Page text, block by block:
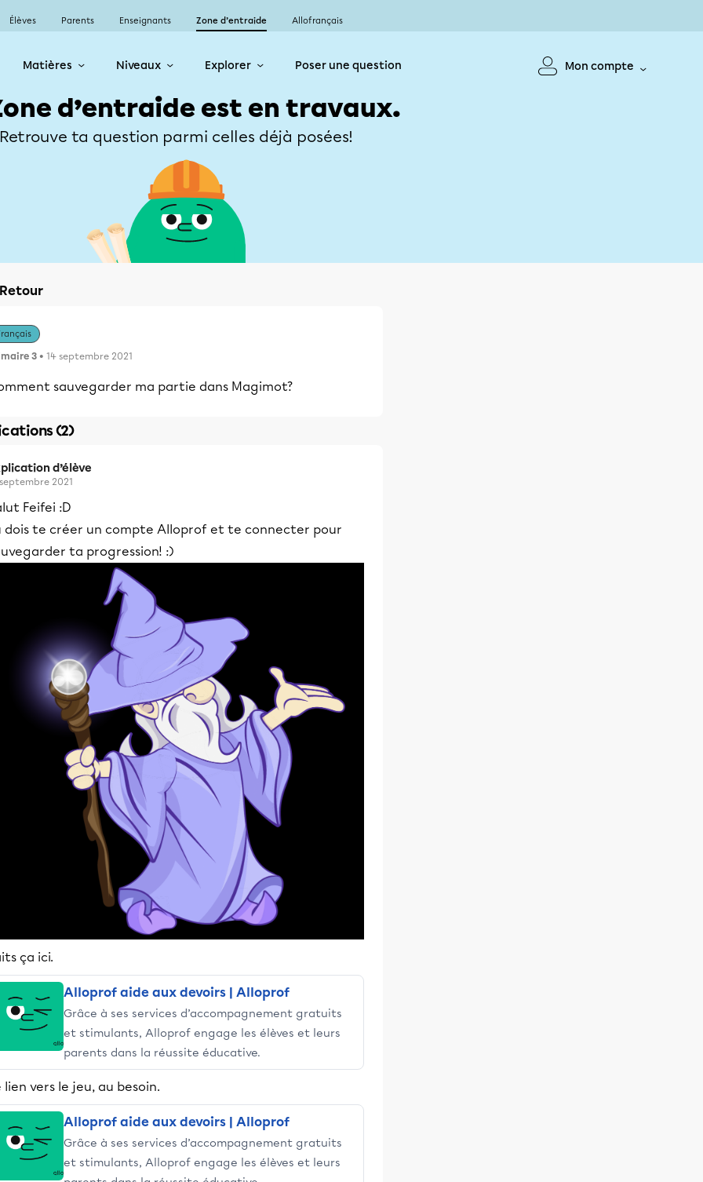
Élèves Parents Enseignants Zone d’entraide Allofrançais
Matières Niveaux Explorer Poser une question Mon compte
d’entraide est en travaux.
ta question parmi celles déjà posées!
Retour
3 • 14 septembre 2021
sauvegarder ma partie dans Magimot?
(2)
d’élève
2021
Feifei :D
dois te créer un compte Alloprof et te connecter pour
ta progression! :)
ça ici.
Alloprof aide aux devoirs | Alloprof
Grâce à ses services d’accompagnement gratuits
et stimulants, Alloprof engage les élèves et leurs
parents dans la réussite éducative.
lien vers le jeu, au besoin.
Alloprof aide aux devoirs | Alloprof
Grâce à ses services d’accompagnement gratuits
et stimulants, Alloprof engage les élèves et leurs